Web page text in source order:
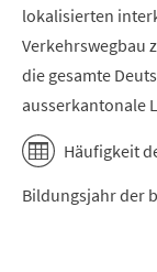
lokalisierten
Verkehrswegbau
die gesamte
ausserkantonale
Häufigkeit
Bildungsjahr der